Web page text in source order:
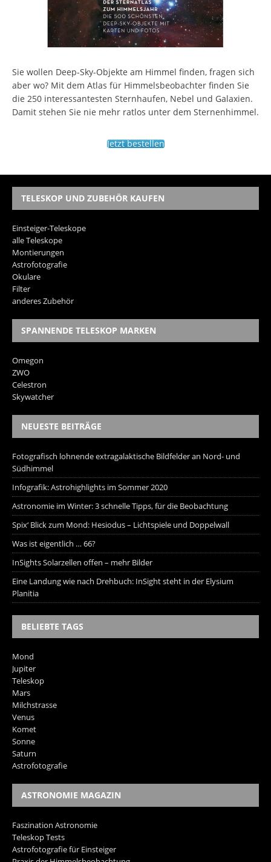
Sie wollen Deep-Sky-Objekte am Himmel finden, fragen sich
aber wo? Mit dem Atlas für Himmelsbeobachter finden Sie
die 250 interessantesten Sternhaufen, Nebel und Galaxien.
Damit stehen Sie nie mehr ratlos unter dem Sternenhimmel.
Jetzt bestellen
TELESKOP UND ZUBEHÖR KAUFEN
Einsteiger-Teleskope
alle Teleskope
Montierungen
Astrofotografie
Okulare
Filter
anderes Zubehör
SPANNENDE TELESKOP MARKEN
Omegon
ZWO
Celestron
Skywatcher
NEUESTE BEITRÄGE
Fotografisch lohnende extragalaktische Bildfelder an Nord- und
Südhimmel
Infografik: Astrohighlights im Sommer 2020
Astronomie im Winter: 3 schnelle Tipps, für die Beobachtung
Spix‘ Blick zum Mond: Hesiodus – Lichtspiele und Doppelwall
Was ist eigentlich … 66?
InSights Solarzellen offen – mehr Bilder
Eine Landung wie nach Drehbuch: InSight steht in der Elysium
Planitia
BELIEBTE TAGS
Mond
Jupiter
Teleskop
Mars
Milchstrasse
Venus
Komet
Sonne
Saturn
Astrofotografie
ASTRONOMIE MAGAZIN
Faszination Astronomie
Teleskop Tests
Astrofotografie für Einsteiger